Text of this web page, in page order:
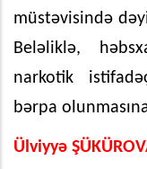
müstəvisində
Beləliklə,
narkotik
bərpa
Ülviyyə